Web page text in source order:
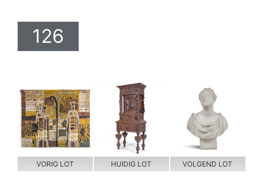
126
VORIG LOT HUIDIG LOT VOLGEND LOT